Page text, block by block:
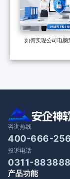
如何实现公司电脑
咨询热线
400-666-
投诉电话
0311-
产品功能